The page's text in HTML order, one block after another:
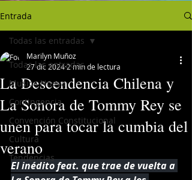
Entrada
Todas las entradas
Musica Nueva
Contingencia
Convención Constitucional
Cultura
Tendencias
Todas las entradas
La Descendencia Chilena y
La Sonora de Tommy Rey se
unen para tocar la cumbia del
verano
Marilyn Muñoz
27 dic 20242 min de lectura
El inédito feat. que trae de vuelta a